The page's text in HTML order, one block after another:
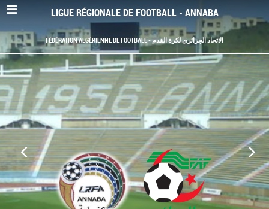
LIGUE RÉGIONALE DE FOOTBALL - ANNABA
FÉDÉRATION ALGÉRIENNE DE FOOTBALL - الاتحاد الجزائري لكرة القدم